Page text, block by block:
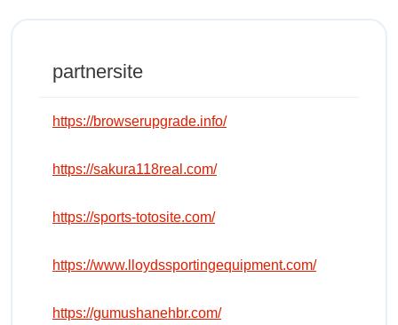
partnersite
https://browserupgrade.info/
https://sakura118real.com/
https://sports-totosite.com/
https://www.lloydssportingequipment.com/
https://gumushanehbr.com/